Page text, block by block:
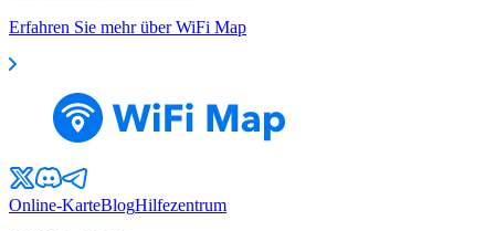
Erfahren Sie mehr über WiFi Map
Online-KarteBlogHilfezentrum